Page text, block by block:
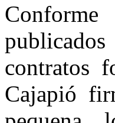
contratos
Cajapió